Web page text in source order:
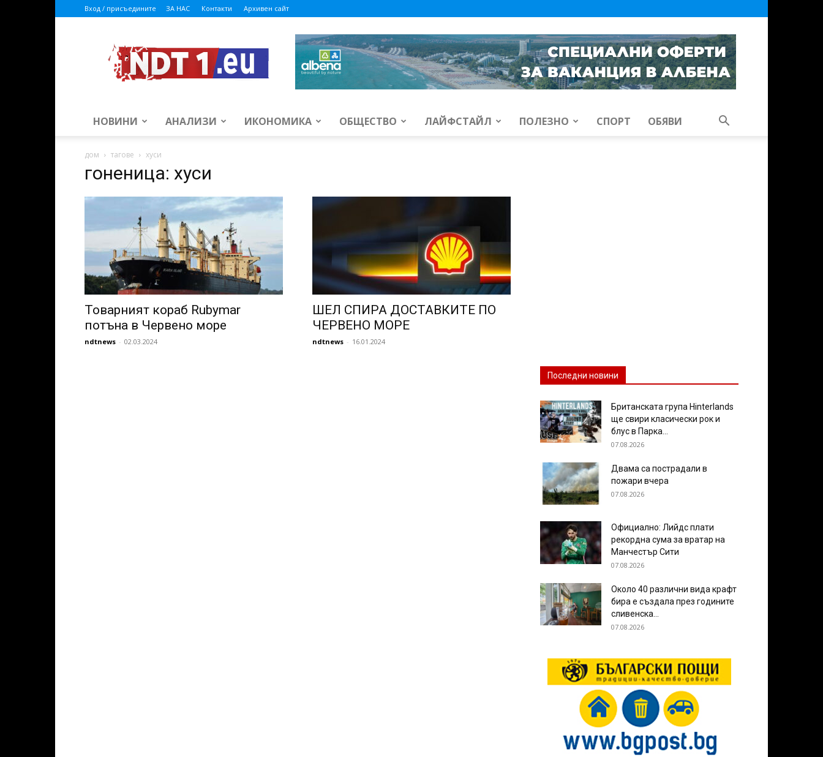
Вход / присъедините ЗА НАС Контакти Архивен сайт
НОВИНИ АНАЛИЗИ ИКОНОМИКА ОБЩЕСТВО ЛАЙФСТАЙЛ ПОЛЕЗНО СПОРТ ОБЯВИ
дом тагове хуси
гоненица: хуси
Товарният кораб Rubymar
потъна в Червено море
ndtnews - 02.03.2024
ШЕЛ СПИРА ДОСТАВКИТЕ ПО
ЧЕРВЕНО МОРЕ
ndtnews - 16.01.2024
Последни новини
Британската група Hinterlands
ще свири класически рок и
блус в Парка...
07.08.2026
Двама са пострадали в
пожари вчера
07.08.2026
Официално: Лийдс плати
рекордна сума за вратар на
Манчестър Сити
07.08.2026
Около 40 различни вида крафт
бира е създала през годините
сливенска...
07.08.2026